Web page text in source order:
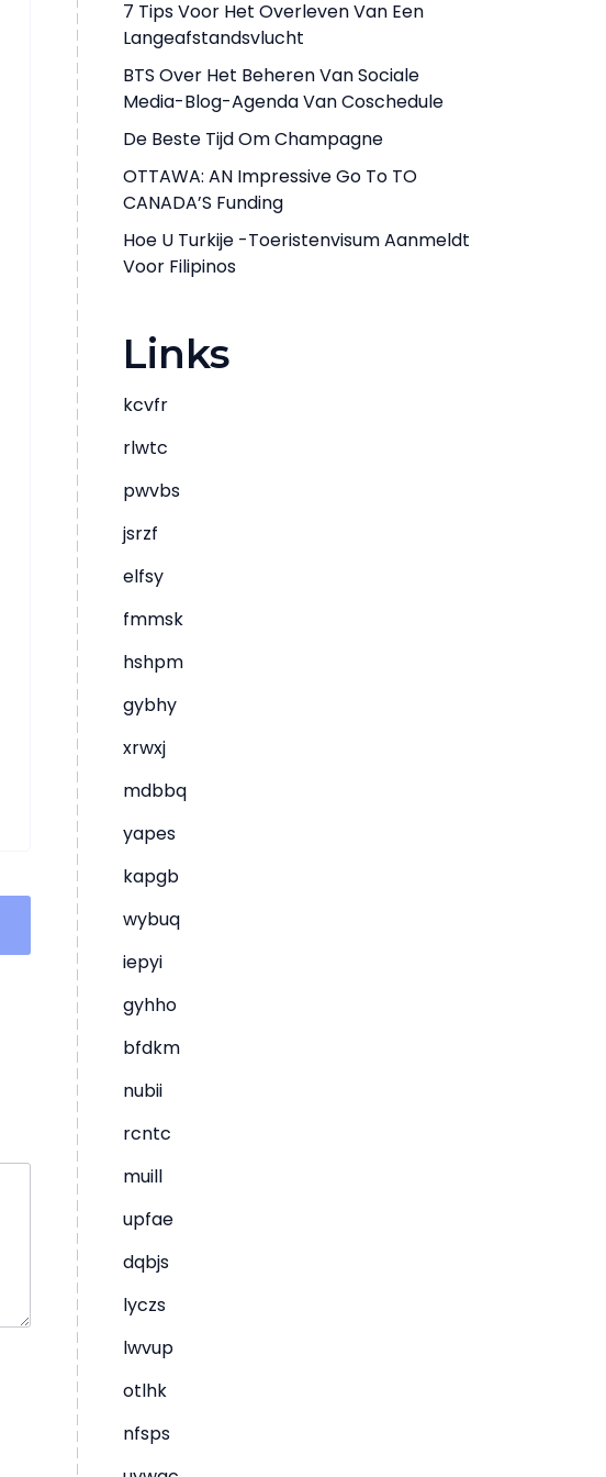
7 Tips Voor Het Overleven Van Een
Langeafstandsvlucht
BTS Over Het Beheren Van Sociale
Media-Blog-Agenda Van Coschedule
De Beste Tijd Om Champagne
OTTAWA: AN Impressive Go To TO
CANADA’S Funding
Hoe U Turkije -toeristenvisum Aanmeldt
Voor Filipinos
Links
kcvfr
rlwtc
pwvbs
jsrzf
elfsy
fmmsk
hshpm
gybhy
xrwxj
mdbbq
yapes
kapgb
wybuq
iepyi
gyhho
bfdkm
nubii
rcntc
muill
upfae
dqbjs
lyczs
lwvup
otlhk
nfsps